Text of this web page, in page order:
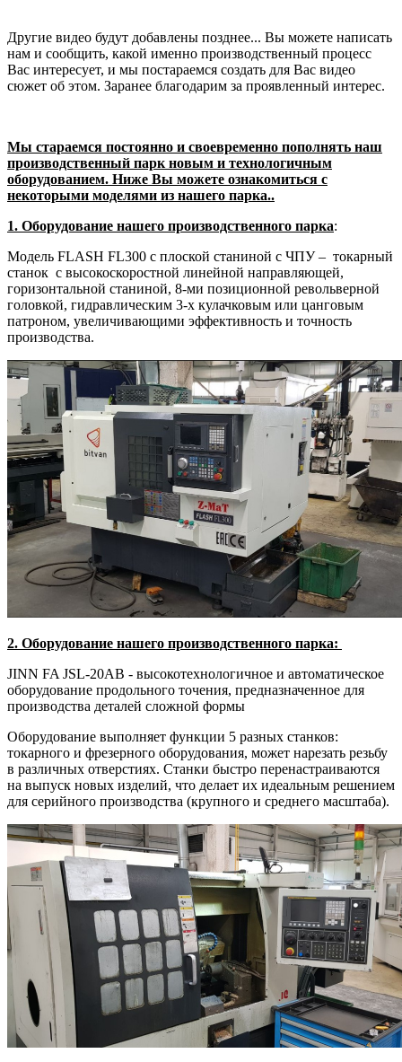
Другие видео будут добавлены позднее... Вы можете написать
нам и сообщить, какой именно производственный процесс
Вас интересует, и мы постараемся создать для Вас видео
сюжет об этом. Заранее благодарим за проявленный интерес.
Мы стараемся постоянно и своевременно пополнять наш
производственный парк новым и технологичным
оборудованием. Ниже Вы можете ознакомиться с
некоторыми моделями из нашего парка..
1. Оборудование нашего производственного парка:
Модель FLASH FL300 с плоской станиной с ЧПУ – токарный
станок с высокоскоростной линейной направляющей,
горизонтальной станиной, 8-ми позиционной револьверной
головкой, гидравлическим 3-х кулачковым или цанговым
патроном, увеличивающими эффективность и точность
производства.
2. Оборудование нашего производственного парка:
JINN FA JSL-20AB - высокотехнологичное и автоматическое
оборудование продольного точения, предназначенное для
производства деталей сложной формы
Оборудование выполняет функции 5 разных станков:
токарного и фрезерного оборудования, может нарезать резьбу
в различных отверстиях. Станки быстро перенастраиваются
на выпуск новых изделий, что делает их идеальным решением
для серийного производства (крупного и среднего масштаба).